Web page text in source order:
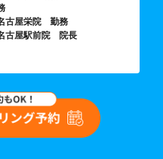
古屋栄院 勤務
古屋駅前院 院長